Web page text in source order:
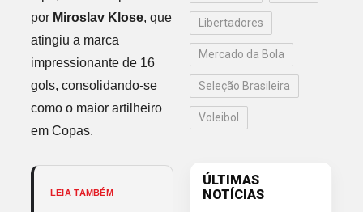
por Miroslav Klose, que
atingiu a marca
impressionante de 16
gols, consolidando-se
como o maior artilheiro
em Copas.
LEIA TAMBÉM
Libertadores
Mercado da Bola
Seleção Brasileira
Voleibol
ÚLTIMAS
NOTÍCIAS